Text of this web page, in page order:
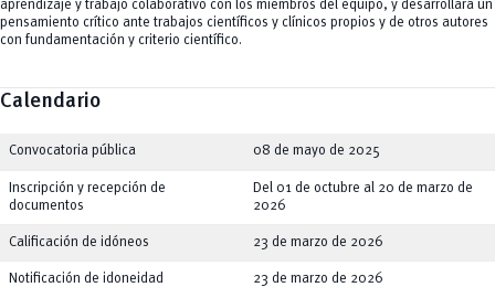
aprendizaje y trabajo colaborativo con los miembros del equipo, y desarrollará un
pensamiento crítico ante trabajos científicos y clínicos propios y de otros autores
con fundamentación y criterio científico.
Calendario
Convocatoria pública 08 de mayo de 2025
Inscripción y recepción de
documentos
Del 01 de octubre al 20 de marzo de
2026
Calificación de idóneos 23 de marzo de 2026
Notificación de idoneidad 23 de marzo de 2026